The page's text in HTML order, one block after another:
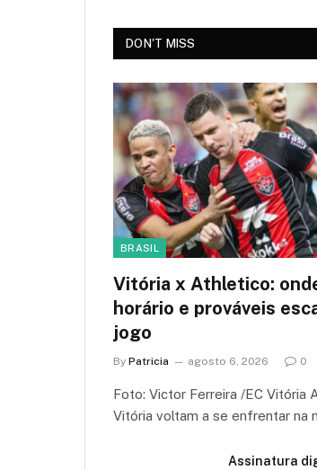
DON'T MISS
BRASIL
Vitória x Athletico:
horário e prováveis
jogo
By Patricia agosto 6, 2026 0
Foto: Victor Ferreira /EC Vitória
Vitória voltam a se enfrentar na
Assinatura